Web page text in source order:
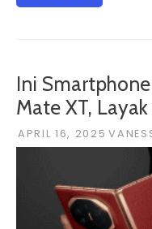
Ini
Mate XT,
APRIL 16, 2025